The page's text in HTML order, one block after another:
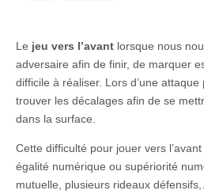
Le jeu vers l’avant lorsque nous
adversaire afin de finir, de marquer
difficile à réaliser. Lors d’une
trouver les décalages afin de se
dans la surface.
Cette difficulté pour jouer vers
égalité numérique ou supériorité
mutuelle, plusieurs rideaux